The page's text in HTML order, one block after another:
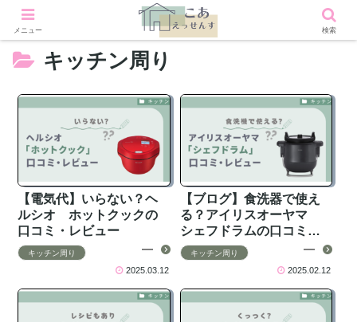
キッチン周り
【電気代】いらない？ヘ
ルシオ ホットクックの
口コミ・レビュー
キッチン周り
2025.03.12
【ブログ】食洗器で使え
る？アイリスオーヤマ
シェフドラムの口コミ・
レビュー
キッチン周り
2025.02.12
メニュー 検索